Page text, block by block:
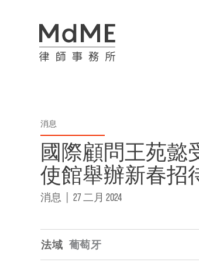
消息
國際顧問王苑懿
使館舉辦新春招
消息 27 二月 2024
法域 葡萄牙